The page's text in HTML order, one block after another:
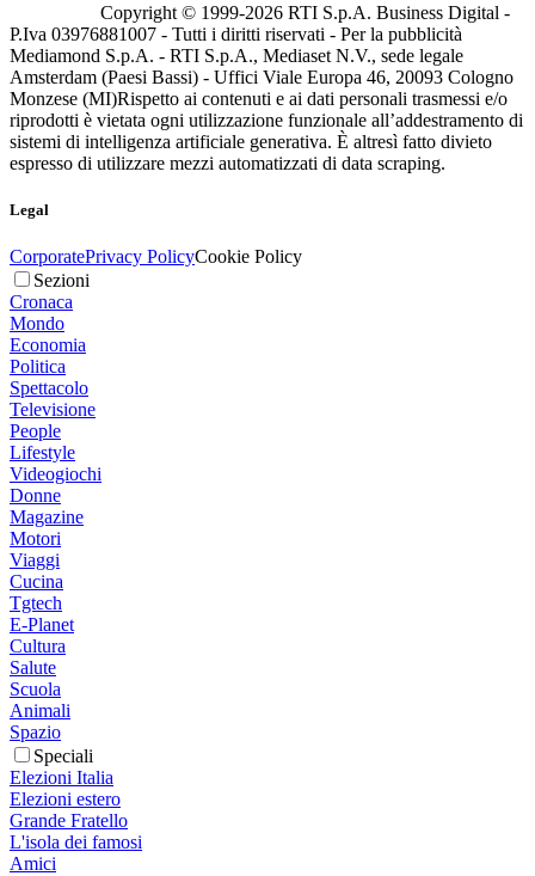
Copyright © 1999-2026 RTI S.p.A. Business Digital -
P.Iva 03976881007 - Tutti i diritti riservati - Per la pubblicità
Mediamond S.p.A. - RTI S.p.A., Mediaset N.V., sede legale
Amsterdam (Paesi Bassi) - Uffici Viale Europa 46, 20093 Cologno
Monzese (MI)Rispetto ai contenuti e ai dati personali trasmessi e/o
riprodotti è vietata ogni utilizzazione funzionale all’addestramento di
sistemi di intelligenza artificiale generativa. È altresì fatto divieto
espresso di utilizzare mezzi automatizzati di data scraping.
Legal
CorporatePrivacy PolicyCookie Policy
Sezioni
Cronaca
Mondo
Economia
Politica
Spettacolo
Televisione
People
Lifestyle
Videogiochi
Donne
Magazine
Motori
Viaggi
Cucina
Tgtech
E-Planet
Cultura
Salute
Scuola
Animali
Spazio
Speciali
Elezioni Italia
Elezioni estero
Grande Fratello
L'isola dei famosi
Amici